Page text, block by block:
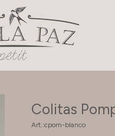
Colitas
cpom-blanco